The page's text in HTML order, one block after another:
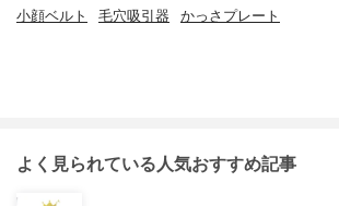
小顔ベルト 毛穴吸引器 かっさプレート
よく見られている人気おすすめ記事